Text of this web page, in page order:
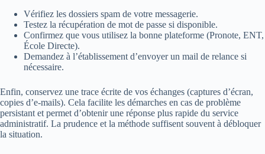
Vérifiez les dossiers spam de votre messagerie.
Testez la récupération de mot de passe si disponible.
Confirmez que vous utilisez la bonne plateforme (Pronote, ENT,
École Directe).
Demandez à l’établissement d’envoyer un mail de relance si
nécessaire.
Enfin, conservez une trace écrite de vos échanges (captures d’écran,
copies d’e-mails). Cela facilite les démarches en cas de problème
persistant et permet d’obtenir une réponse plus rapide du service
administratif. La prudence et la méthode suffisent souvent à débloquer
la situation.